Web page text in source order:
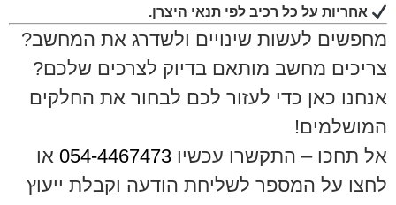
אחריות על כל רכיב לפי תנאי היצרן.
מחפשים לעשות שינויים ולשדרג את המחשב?
צריכים מחשב מותאם בדיוק לצרכים שלכם?
אנחנו כאן כדי לעזור לכם לבחור את החלקים
המושלמים!
אל תחכו – התקשרו עכשיו 054-4467473 או
לחצו על המספר לשליחת הודעה וקבלת ייעוץ